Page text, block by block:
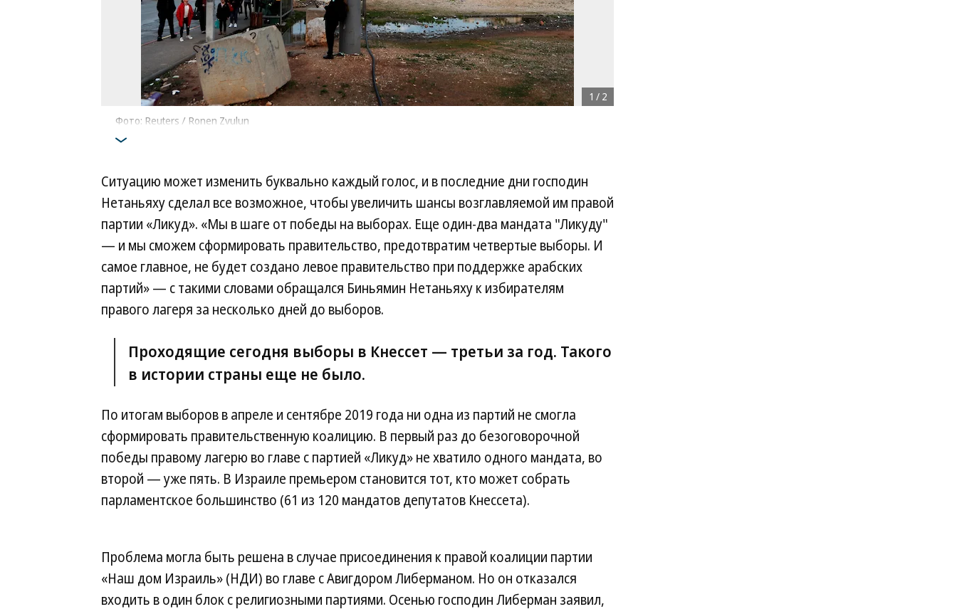
Фото: Reuters / Ronen Zvulun
1 / 2
Ситуацию может изменить буквально каждый голос, и в последние дни господин
Нетаньяху сделал все возможное, чтобы увеличить шансы возглавляемой им правой
партии «Ликуд». «Мы в шаге от победы на выборах. Еще один-два мандата "Ликуду"
— и мы сможем сформировать правительство, предотвратим четвертые выборы. И
самое главное, не будет создано левое правительство при поддержке арабских
партий» — с такими словами обращался Биньямин Нетаньяху к избирателям
правого лагеря за несколько дней до выборов.
Проходящие сегодня выборы в Кнессет — третьи за год. Такого
в истории страны еще не было.
По итогам выборов в апреле и сентябре 2019 года ни одна из партий не смогла
сформировать правительственную коалицию. В первый раз до безоговорочной
победы правому лагерю во главе с партией «Ликуд» не хватило одного мандата, во
второй — уже пять. В Израиле премьером становится тот, кто может собрать
парламентское большинство (61 из 120 мандатов депутатов Кнессета).
Проблема могла быть решена в случае присоединения к правой коалиции партии
«Наш дом Израиль» (НДИ) во главе с Авигдором Либерманом. Но он отказался
входить в один блок с религиозными партиями. Осенью господин Либерман заявил,